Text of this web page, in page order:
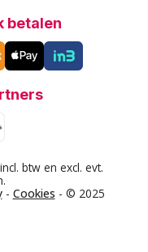
betalen
btw en excl. evt.
- Cookies - © 2025